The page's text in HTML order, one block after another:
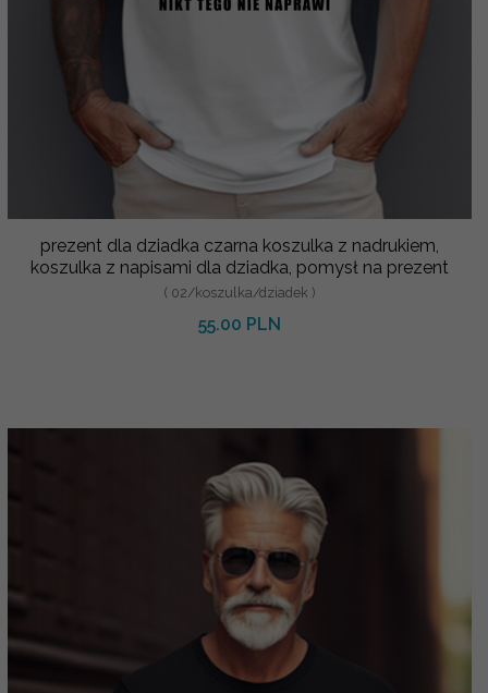
prezent dla dziadka czarna koszulka z nadrukiem,
koszulka z napisami dla dziadka, pomysł na prezent
( 02/koszulka/dziadek )
55.00 PLN